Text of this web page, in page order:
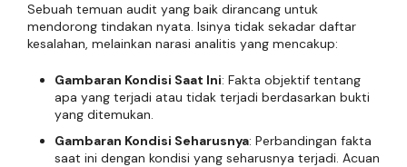
Sebuah temuan audit yang baik dirancang untuk
mendorong tindakan nyata. Isinya tidak sekadar daftar
kesalahan, melainkan narasi analitis yang mencakup:
Gambaran Kondisi Saat Ini: Fakta objektif tentang
apa yang terjadi atau tidak terjadi berdasarkan bukti
yang ditemukan.
Gambaran Kondisi Seharusnya: Perbandingan fakta
saat ini dengan kondisi yang seharusnya terjadi. Acuan